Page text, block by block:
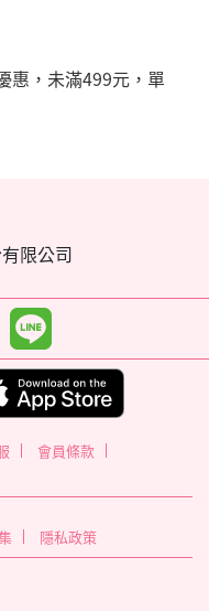
惠，未滿499元，單
限公司
會員條款
隱私政策